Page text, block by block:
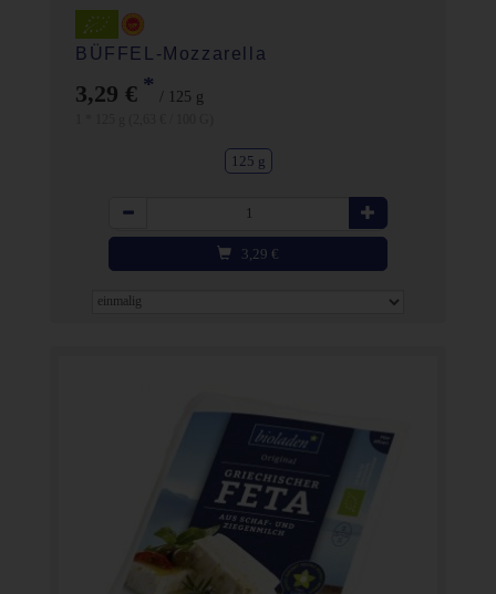
BÜFFEL-Mozzarella
3,29 € * / 125 g
125 g
Anzahl
3,29 €